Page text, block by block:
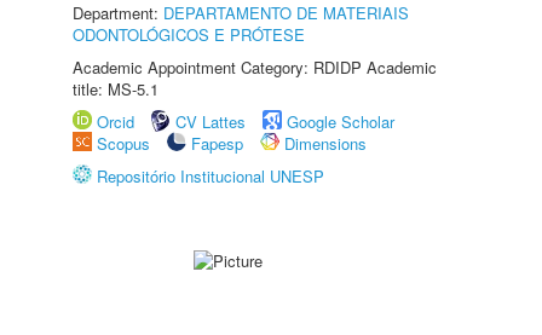
Department: DEPARTAMENTO DE MATERIAIS
ODONTOLÓGICOS E PRÓTESE
Academic Appointment Category: RDIDP Academic
title: MS-5.1
Orcid
CV Lattes
Google Scholar
Scopus
Fapesp
Dimensions
Repositório Institucional UNESP